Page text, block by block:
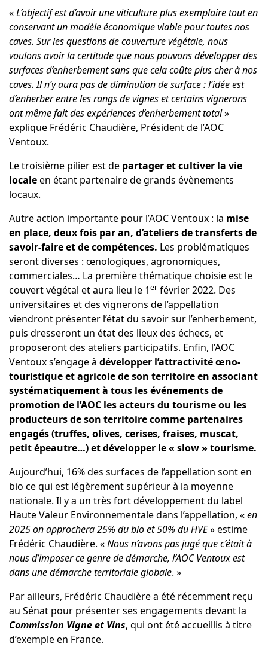
«L’objectif est d’avoir une viticulture plus exemplaire tout en
conservant un modèle économique viable pour toutes nos
caves. Sur les questions de couverture végétale, nous
voulons avoir la certitude que nous pouvons développer des
surfaces d’enherbement sans que cela coûte plus cher à nos
caves. Il n’y aura pas de diminution de surface : l’idée est
d’enherber entre les rangs de vignes et certains vignerons
ont même fait des expériences d’enherbement total»
explique Frédéric Chaudière, Président de l’AOC
Ventoux.
Le troisième pilier est de partager et cultiver la vie
localeen étant partenaire de grands évènements
locaux.
Autre action importante pour l’AOC Ventoux : la mise
en place, deux fois par an, d’ateliers de transferts de
savoir-faire et de compétences. Les problématiques
seront diverses : œnologiques, agronomiques,
commerciales… La première thématique choisie est le
couvert végétal et aura lieu le 1erfévrier 2022. Des
universitaires et des vignerons de l’appellation
viendront présenter l’état du savoir sur l’enherbement,
puis dresseront un état des lieux des échecs, et
proposeront des ateliers participatifs. Enfin, l’AOC
Ventoux s’engage à développer l’attractivité œno-
touristique et agricole de son territoire en associant
systématiquement à tous les événements de
promotion de l’AOC les acteurs du tourisme ou les
producteurs de son territoire comme partenaires
engagés (truffes, olives, cerises, fraises, muscat,
petit épeautre…) et développer le « slow » tourisme.
Aujourd’hui, 16% des surfaces de l’appellation sont en
bio ce qui est légèrement supérieur à la moyenne
nationale. Il y a un très fort développement du label
Haute Valeur Environnementale dans l’appellation, «en
2025 on approchera 25% du bio et 50% du HVE» estime
Frédéric Chaudière. «Nous n’avons pas jugé que c’était à
nous d’imposer ce genre de démarche, l’AOC Ventoux est
dans une démarche territoriale globale. »
Par ailleurs, Frédéric Chaudière a été récemment reçu
au Sénat pour présenter ses engagements devant la
Commission Vigne et Vins, qui ont été accueillis à titre
d’exemple en France.